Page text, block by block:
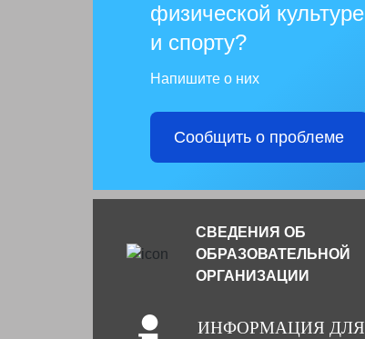
физической культуре
и спорту?
Напишите о них
Сообщить о проблеме
СВЕДЕНИЯ ОБ
ОБРАЗОВАТЕЛЬНОЙ
ОРГАНИЗАЦИИ
ИНФОРМАЦИЯ ДЛЯ